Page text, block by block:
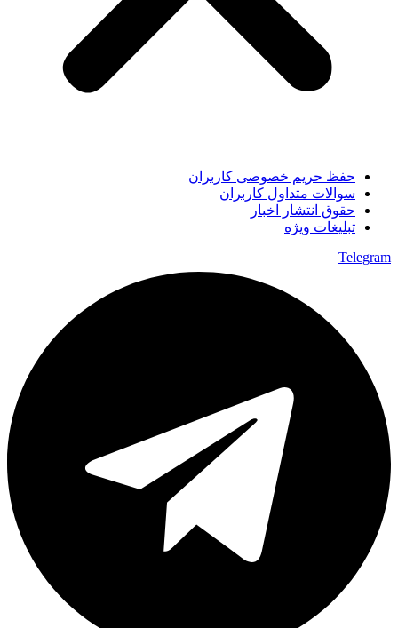
حفظ حریم خصوصی کاربران
سوالات متداول کاربران
حقوق انتشار اخبار
تبلیغات ویژه
Telegram